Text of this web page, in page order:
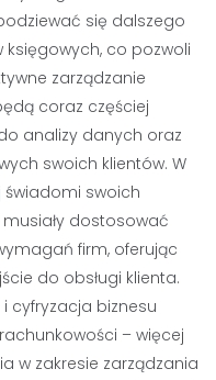
się dalszego
co pozwoli
zarządzanie
coraz częściej
analizy danych oraz
swoich klientów. W
świadomi swoich
dostosować
firm, oferując
do obsługi klienta.
cyfryzacja biznesu
– więcej
w zakresie zarządzania